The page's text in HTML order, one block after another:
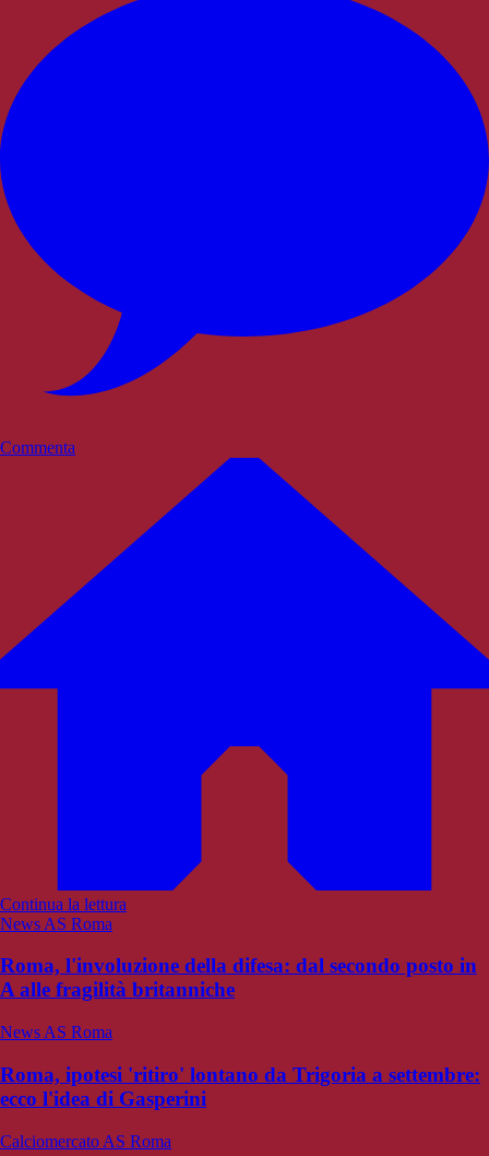
Commenta
Continua la lettura
News AS Roma
Roma, l'involuzione della difesa: dal secondo posto in
A alle fragilità britanniche
News AS Roma
Roma, ipotesi 'ritiro' lontano da Trigoria a settembre:
ecco l'idea di Gasperini
Calciomercato AS Roma